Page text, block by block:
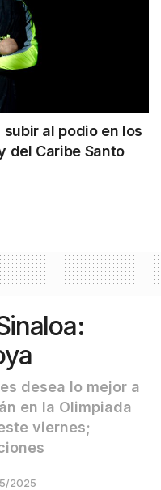
al podio en los
del Caribe Santo
desea lo mejor a
en la Olimpiada
viernes;
2025